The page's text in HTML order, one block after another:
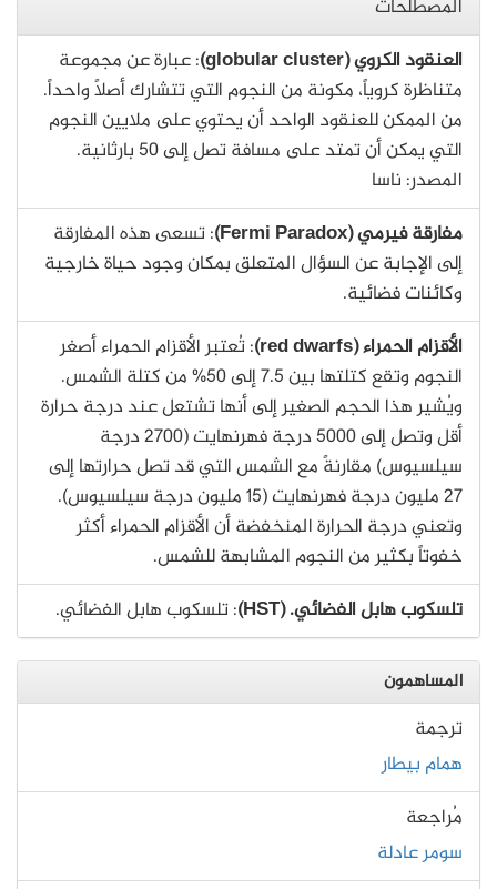
المصطلحات
العنقود الكروي (globular cluster)
: عبارة عن مجموعة
متناظرة كروياً، مكونة من النجوم التي تتشارك أصلاً واحداً.
من الممكن للعنقود الواحد أن يحتوي على ملايين النجوم
التي يمكن أن تمتد على مسافة تصل إلى 50 بارثانية.
المصدر: ناسا
مفارقة فيرمي (Fermi Paradox)
: تسعى هذه المفارقة
إلى الإجابة عن السؤال المتعلق بمكان وجود حياة خارجية
وكائنات فضائية.
الأقزام الحمراء (red dwarfs)
: تُعتبر الأقزام الحمراء أصغر
النجوم وتقع كتلتها بين 7.5 إلى 50% من كتلة الشمس.
ويُشير هذا الحجم الصغير إلى أنها تشتعل عند درجة حرارة
أقل وتصل إلى 5000 درجة فهرنهايت (2700 درجة
سيلسيوس) مقارنةً مع الشمس التي قد تصل حرارتها إلى
27 مليون درجة فهرنهايت (15 مليون درجة سيلسيوس).
وتعني درجة الحرارة المنخفضة أن الأقزام الحمراء أكثر
خفوتاً بكثير من النجوم المشابهة للشمس.
تلسكوب هابل الفضائي. (HST)
: تلسكوب هابل الفضائي.
المساهمون
ترجمة
همام بيطار
مُراجعة
سومر عادلة